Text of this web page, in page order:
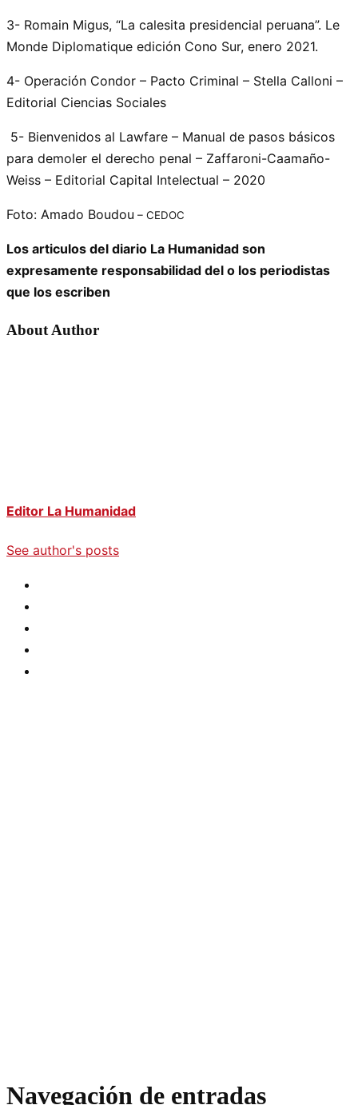
3- Romain Migus, “La calesita presidencial peruana”. Le
Monde Diplomatique edición Cono Sur, enero 2021.
4- Operación Condor – Pacto Criminal – Stella Calloni –
Editorial Ciencias Sociales
5- Bienvenidos al Lawfare – Manual de pasos básicos
para demoler el derecho penal – Zaffaroni-Caamaño-
Weiss – Editorial Capital Intelectual – 2020
Foto: Amado Boudou – CEDOC
Los articulos del diario La Humanidad son
expresamente responsabilidad del o los periodistas
que los escriben
About Author
Editor La Humanidad
See author's posts
Navegación de entradas